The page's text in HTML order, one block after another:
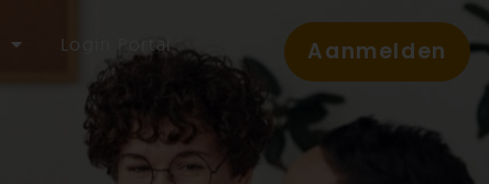
Login Portal Aanmelden